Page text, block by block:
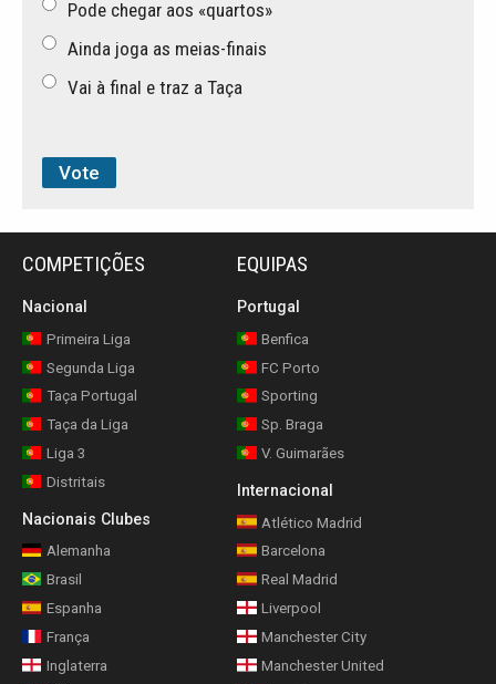
Pode chegar aos «quartos»
Ainda joga as meias-finais
Vai à final e traz a Taça
COMPETIÇÕES
Nacional
Primeira Liga
Segunda Liga
Taça Portugal
Taça da Liga
Liga 3
Distritais
Nacionais Clubes
Alemanha
Brasil
Espanha
França
Inglaterra
EQUIPAS
Portugal
Benfica
FC Porto
Sporting
Sp. Braga
V. Guimarães
Internacional
Atlético Madrid
Barcelona
Real Madrid
Liverpool
Manchester City
Manchester United